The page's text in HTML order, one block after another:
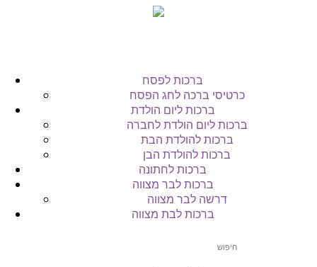
ברכות לפסח
כרטיסי ברכה לחג הפסח
ברכות ליום הולדת
ברכות ליום הולדת לחברה
ברכות להולדת הבת
ברכות להולדת הבן
ברכות לחתונה
ברכות לבר מצווה
דרשה לבר מצווה
ברכות לבת מצווה